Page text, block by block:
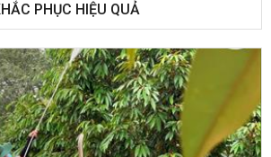
PHỤC HIỆU QUẢ